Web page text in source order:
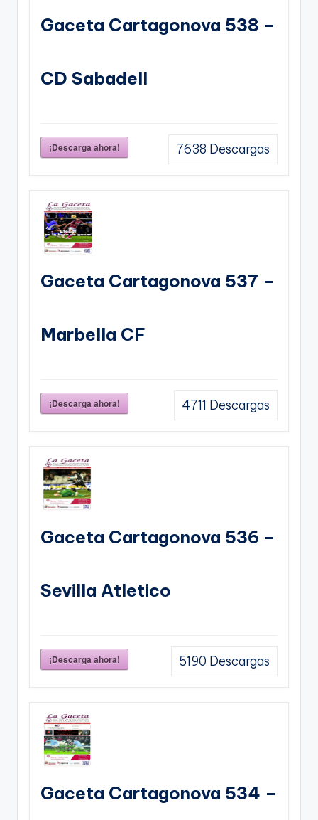
Gaceta Cartagonova 538 –
CD Sabadell
¡Descarga ahora! 7638 Descargas
Gaceta Cartagonova 537 –
Marbella CF
¡Descarga ahora! 4711 Descargas
Gaceta Cartagonova 536 –
Sevilla Atletico
¡Descarga ahora! 5190 Descargas
Gaceta Cartagonova 534 –